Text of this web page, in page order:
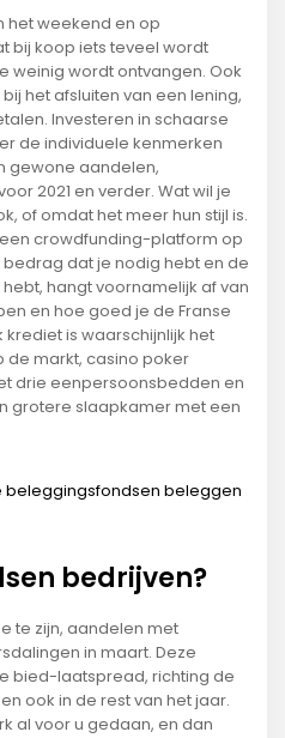
het weekend en op
bij koop iets teveel wordt
weinig wordt ontvangen. Ook
het afsluiten van een lening,
Investeren in schaarse
de individuele kenmerken
gewone aandelen,
2021 en verder. Wat wil je
of omdat het meer hun stijl is.
crowdfunding-platform op
dat je nodig hebt en de
hangt voornamelijk af van
en hoe goed je de Franse
is waarschijnlijk het
markt, casino poker
drie eenpersoonsbedden en
grotere slaapkamer met een
beleggingsfondsen beleggen
bedrijven?
te zijn, aandelen met
in maart. Deze
bied-laatspread, richting de
ook in de rest van het jaar.
al voor u gedaan, en dan